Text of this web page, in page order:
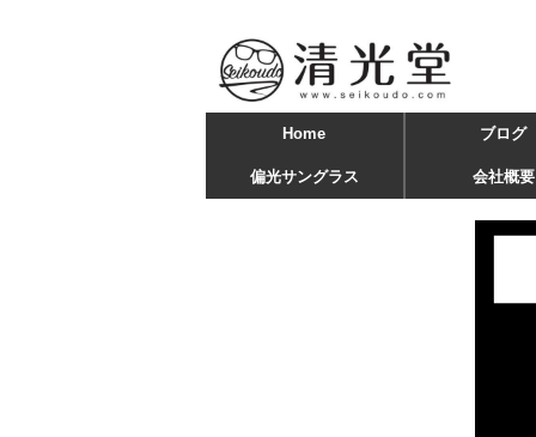
Home ブログ
偏光サングラス 会社概要